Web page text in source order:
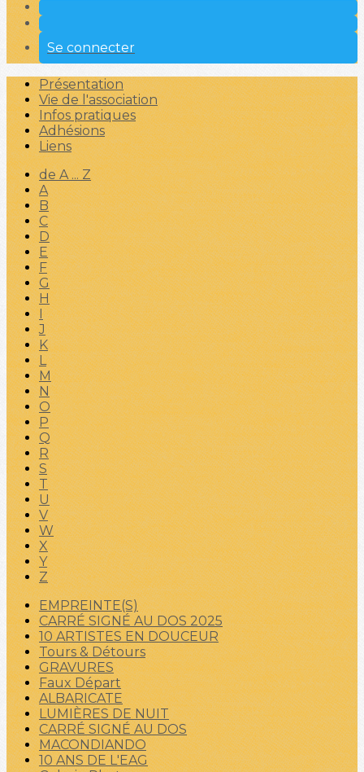
Se connecter
Présentation
Vie de l'association
Infos pratiques
Adhésions
Liens
de A ... Z
A
B
C
D
E
F
G
H
I
J
K
L
M
N
O
P
Q
R
S
T
U
V
W
X
Y
Z
EMPREINTE(S)
CARRÉ SIGNÉ AU DOS 2025
10 ARTISTES EN DOUCEUR
Tours & Détours
GRAVURES
Faux Départ
ALBARICATE
LUMIÈRES DE NUIT
CARRÉ SIGNÉ AU DOS
MACONDIANDO
10 ANS DE L'EAG